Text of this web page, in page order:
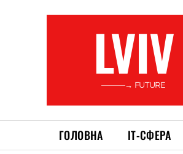
LVIV
———→ FUTURE
ГОЛОВНА ІТ-СФЕРА